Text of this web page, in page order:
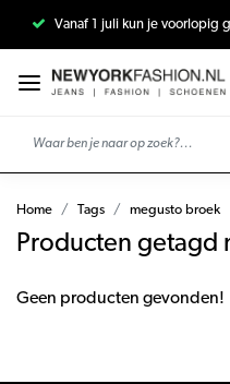
Vanaf 1 juli kun je voorlopig
Home Tags megusto broek
Producten getagd
Geen producten gevonden!